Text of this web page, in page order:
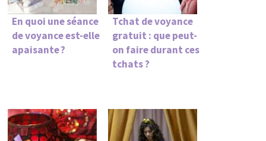
En quoi une séance
de voyance est-elle
apaisante ?
Tchat de voyance
gratuit : que peut-
on faire durant ces
tchats ?